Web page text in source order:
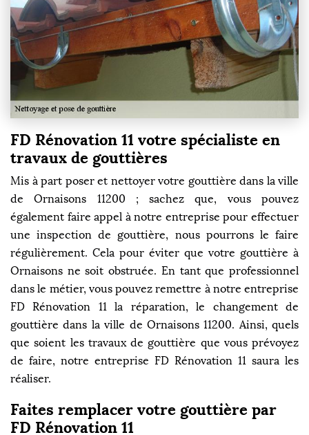
FD Rénovation 11 votre spécialiste en
travaux de gouttières
Mis à part poser et nettoyer votre gouttière dans la ville
de Ornaisons 11200 ; sachez que, vous pouvez
également faire appel à notre entreprise pour effectuer
une inspection de gouttière, nous pourrons le faire
régulièrement. Cela pour éviter que votre gouttière à
Ornaisons ne soit obstruée. En tant que professionnel
dans le métier, vous pouvez remettre à notre entreprise
FD Rénovation 11 la réparation, le changement de
gouttière dans la ville de Ornaisons 11200. Ainsi, quels
que soient les travaux de gouttière que vous prévoyez
de faire, notre entreprise FD Rénovation 11 saura les
réaliser.
Faites remplacer votre gouttière par
FD Rénovation 11